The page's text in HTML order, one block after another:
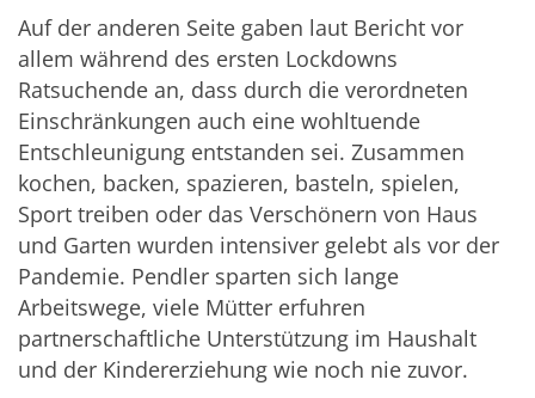
Auf der anderen Seite gaben laut Bericht vor
allem während des ersten Lockdowns
Ratsuchende an, dass durch die verordneten
Einschränkungen auch eine wohltuende
Entschleunigung entstanden sei. Zusammen
kochen, backen, spazieren, basteln, spielen,
Sport treiben oder das Verschönern von Haus
und Garten wurden intensiver gelebt als vor der
Pandemie. Pendler sparten sich lange
Arbeitswege, viele Mütter erfuhren
partnerschaftliche Unterstützung im Haushalt
und der Kindererziehung wie noch nie zuvor.